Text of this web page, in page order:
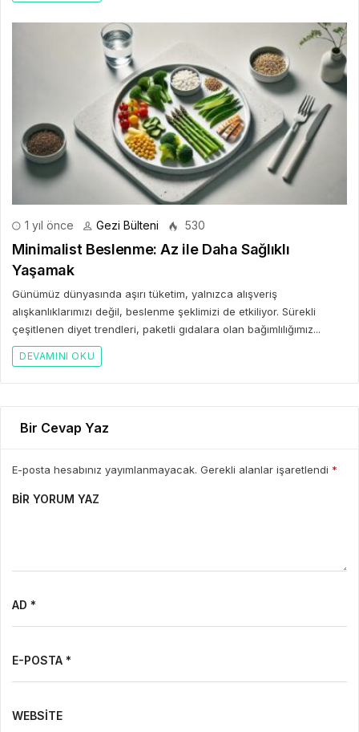
1 yıl önce Gezi Bülteni 530
Minimalist Beslenme: Az ile Daha Sağlıklı
Yaşamak
Günümüz dünyasında aşırı tüketim, yalnızca alışveriş
alışkanlıklarımızı değil, beslenme şeklimizi de etkiliyor. Sürekli
çeşitlenen diyet trendleri, paketli gıdalara olan bağımlılığımız...
DEVAMINI OKU
Bir Cevap Yaz
E-posta hesabınız yayımlanmayacak. Gerekli alanlar işaretlendi *
BIR YORUM YAZ
AD *
E-POSTA *
WEBSITE